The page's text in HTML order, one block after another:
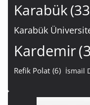
Karabük
Karabük
Kardemir
Refik Polat (6) İsmail